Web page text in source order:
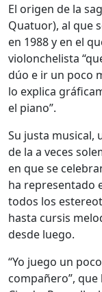
El origen de la
Quatuor), al que
en 1988 y en el
violonchelista
dúo e ir un poco
lo explica
el piano”.
Su justa
de la a veces
en que se
ha representado
todos los
hasta cursis
desde luego.
“Yo juego un
compañero”, que